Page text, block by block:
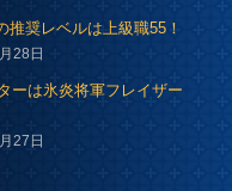
奨レベルは上級職55！
28日
ーは氷炎将軍フレイザー
27日